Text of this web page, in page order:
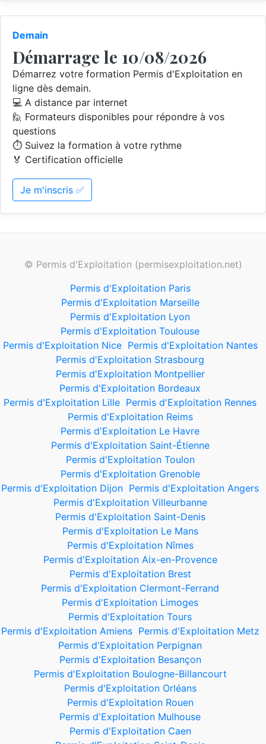
Demain
Démarrage le 10/08/2026
Démarrez votre formation Permis d'Exploitation en
ligne dès demain.
💻 A distance par internet
🙋 Formateurs disponibles pour répondre à vos
questions
⏱️ Suivez la formation à votre rythme
🏅 Certification officielle
Je m'inscris ✅
© Permis d'Exploitation (permisexploitation.net)
Permis d'Exploitation Paris
Permis d'Exploitation Marseille
Permis d'Exploitation Lyon
Permis d'Exploitation Toulouse
Permis d'Exploitation Nice Permis d'Exploitation Nantes
Permis d'Exploitation Strasbourg
Permis d'Exploitation Montpellier
Permis d'Exploitation Bordeaux
Permis d'Exploitation Lille Permis d'Exploitation Rennes
Permis d'Exploitation Reims
Permis d'Exploitation Le Havre
Permis d'Exploitation Saint-Étienne
Permis d'Exploitation Toulon
Permis d'Exploitation Grenoble
Permis d'Exploitation Dijon Permis d'Exploitation Angers
Permis d'Exploitation Villeurbanne
Permis d'Exploitation Saint-Denis
Permis d'Exploitation Le Mans
Permis d'Exploitation Nîmes
Permis d'Exploitation Aix-en-Provence
Permis d'Exploitation Brest
Permis d'Exploitation Clermont-Ferrand
Permis d'Exploitation Limoges
Permis d'Exploitation Tours
Permis d'Exploitation Amiens Permis d'Exploitation Metz
Permis d'Exploitation Perpignan
Permis d'Exploitation Besançon
Permis d'Exploitation Boulogne-Billancourt
Permis d'Exploitation Orléans
Permis d'Exploitation Rouen
Permis d'Exploitation Mulhouse
Permis d'Exploitation Caen